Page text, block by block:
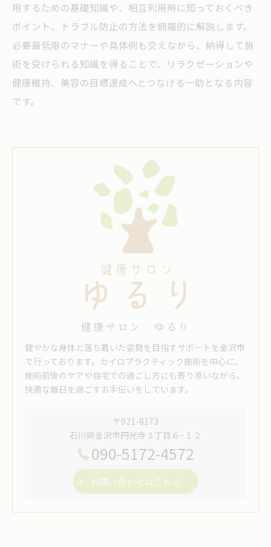
用するための基礎知識や、相互利用時に知っておくべき
ポイント、トラブル防止の方法を網羅的に解説します。
必要最低限のマナーや具体例も交えながら、納得して施
術を受けられる知識を得ることで、リラクゼーションや
健康維持、美容の目標達成へとつなげる一助となる内容
です。
健康サロン ゆるり
健やかな身体と落ち着いた姿勢を目指すサポートを金沢市
で行っております。カイロプラクティック施術を中心に、
施術前後のケアや自宅での過ごし方にも寄り添いながら、
快適な毎日を過ごすお手伝いをしています。
〒921-8173
石川県金沢市円光寺３丁目６−１２
090-5172-4572
お問い合わせはこちら